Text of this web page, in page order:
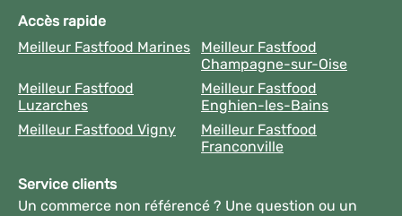
Accès rapide
Meilleur Fastfood Marines
Meilleur Fastfood
Champagne-sur-Oise
Meilleur Fastfood
Luzarches
Meilleur Fastfood
Enghien-les-Bains
Meilleur Fastfood Vigny
Meilleur Fastfood
Franconville
Service clients
Un commerce non référencé ? Une question ou un